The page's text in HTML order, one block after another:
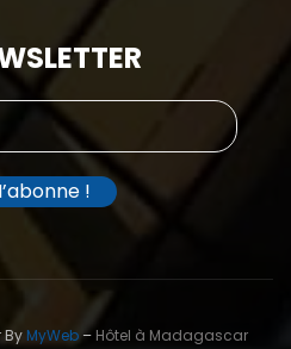
By MyWeb– Hôtel à Madagascar